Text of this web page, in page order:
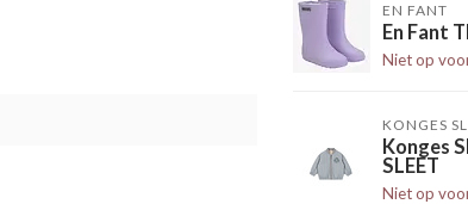
EN FANT
En Fant
Niet op
KONGES
Konges
SLEET
Niet op